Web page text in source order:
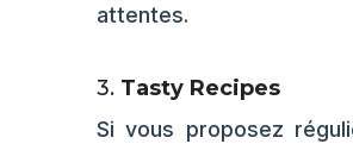
attentes.
3. Tasty Recipes
Si vous proposez